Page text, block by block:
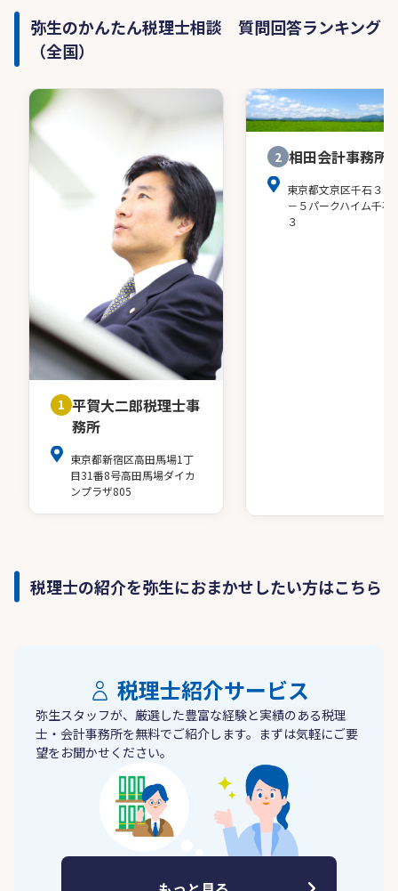
弥生のかんたん税理士相談 質問回答ランキング
（全国）
1 平賀大二郎税理士事
務所
東京都新宿区高田馬場1丁
目31番8号高田馬場ダイカ
ンプラザ805
2 相田会計事務所
東京都文京区千石３－
－５パークハイム千石
３
税理士の紹介を弥生におまかせしたい方はこちら
税理士紹介サービス
弥生スタッフが、厳選した豊富な経験と実績のある税理
士・会計事務所を無料でご紹介します。まずは気軽にご要
望をお聞かせください。